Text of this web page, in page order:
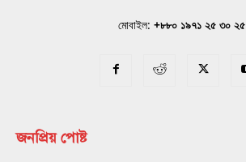
মোবাইল: +৮৮০ ১৯৭১ ২৫ ৩০ ২৫
জনপ্রিয় পোষ্ট